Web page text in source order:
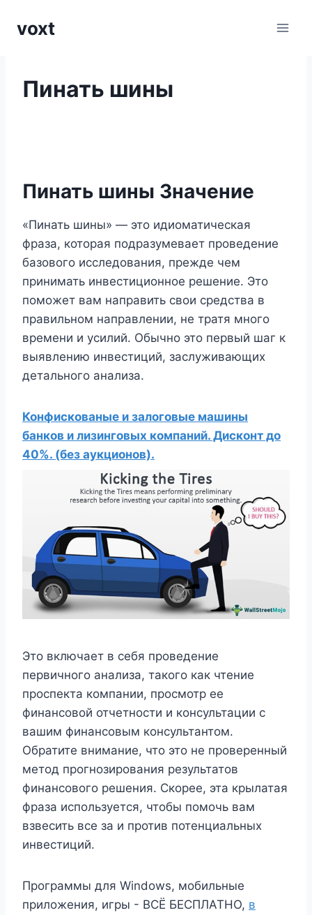
voxt
Пинать шины
Пинать шины Значение
«Пинать шины» — это идиоматическая
фраза, которая подразумевает проведение
базового исследования, прежде чем
принимать инвестиционное решение. Это
поможет вам направить свои средства в
правильном направлении, не тратя много
времени и усилий. Обычно это первый шаг к
выявлению инвестиций, заслуживающих
детального анализа.
Конфискованые и залоговые машины
банков и лизинговых компаний. Дисконт до
40%. (без аукционов).
Это включает в себя проведение
первичного анализа, такого как чтение
проспекта компании, просмотр ее
финансовой отчетности и консультации с
вашим финансовым консультантом.
Обратите внимание, что это не проверенный
метод прогнозирования результатов
финансового решения. Скорее, эта крылатая
фраза используется, чтобы помочь вам
взвесить все за и против потенциальных
инвестиций.
Программы для Windows, мобильные
приложения, игры - ВСЁ БЕСПЛАТНО, в